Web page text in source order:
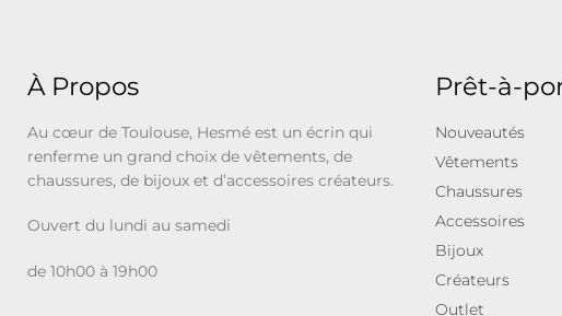
À Propos
Au cœur de Toulouse, Hesmé est un écrin qui
renferme un grand choix de vêtements, de
chaussures, de bijoux et d’accessoires créateurs.
Ouvert du lundi au samedi
de 10h00 à 19h00
Prêt-à-
Nouveautés
Vêtements
Chaussures
Accessoires
Bijoux
Créateurs
Outlet